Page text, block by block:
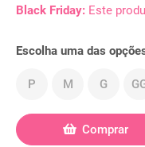
Black Friday: Este
Escolha uma das
P M G
Comprar